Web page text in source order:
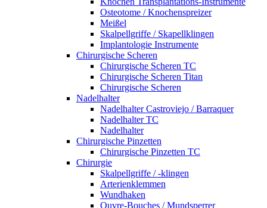
Osteotome / Knochenspreizer
Meißel
Skalpellgriffe / Skapellklingen
Implantologie Instrumente
Chirurgische Scheren
Chirurgische Scheren TC
Chirurgische Scheren Titan
Chirurgische Scheren
Nadelhalter
Nadelhalter Castroviejo / Barraquer
Nadelhalter TC
Nadelhalter
Chirurgische Pinzetten
Chirurgische Pinzetten TC
Chirurgie
Skalpellgriffe / -klingen
Arterienklemmen
Wundhaken
Ouvre-Bouches / Mundsperrer